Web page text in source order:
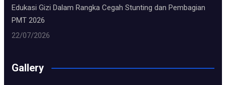
Edukasi Gizi Dalam Rangka Cegah Stunting dan Pembagian
PMT 2026
22/07/2026
Gallery